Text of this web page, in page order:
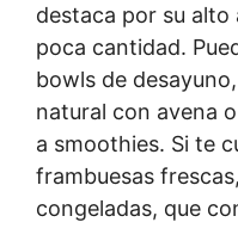
destaca por su
poca cantidad.
bowls de
natural con avena
a smoothies. Si te
frambuesas
congeladas, que